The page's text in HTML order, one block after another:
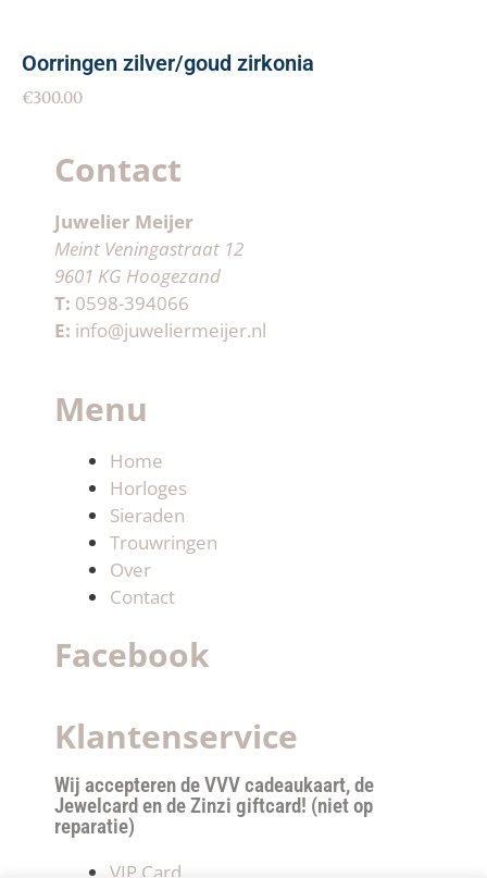
Oorringen zilver/goud zirkonia
€300.00
Contact
Juwelier Meijer
Meint Veningastraat 12
9601 KG Hoogezand
T: 0598-394066
E: info@juweliermeijer.nl
Menu
Home
Horloges
Sieraden
Trouwringen
Over
Contact
Facebook
Klantenservice
Wij accepteren de VVV cadeaukaart, de
Jewelcard en de Zinzi giftcard! (niet op
reparatie)
VIP Card